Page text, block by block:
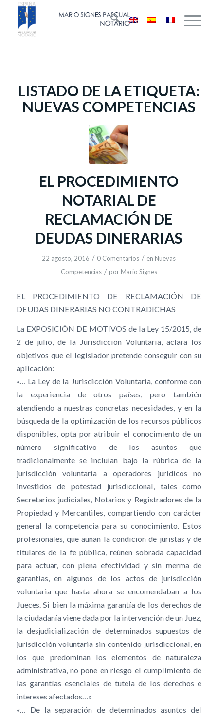
LISTADO DE LA ETIQUETA:
NUEVAS COMPETENCIAS
EL PROCEDIMIENTO
NOTARIAL DE
RECLAMACIÓN DE
DEUDAS DINERARIAS
22 agosto, 2016 / 0 Comentarios / en Nuevas
Competencias / por Mario Signes
EL PROCEDIMIENTO DE RECLAMACIÓN DE
DEUDAS DINERARIAS NO CONTRADICHAS
La EXPOSICIÓN DE MOTIVOS de la Ley 15/2015, de
2 de julio, de la Jurisdicción Voluntaria, aclara los
objetivos que el legislador pretende conseguir con su
aplicación:
«… La Ley de la Jurisdicción Voluntaria, conforme con
la experiencia de otros países, pero también
atendiendo a nuestras concretas necesidades, y en la
búsqueda de la optimización de los recursos públicos
disponibles, opta por atribuir el conocimiento de un
número significativo de los asuntos que
tradicionalmente se incluían bajo la rúbrica de la
jurisdicción voluntaria a operadores jurídicos no
investidos de potestad jurisdiccional, tales como
Secretarios judiciales, Notarios y Registradores de la
Propiedad y Mercantiles, compartiendo con carácter
general la competencia para su conocimiento. Estos
profesionales, que aúnan la condición de juristas y de
titulares de la fe pública, reúnen sobrada capacidad
para actuar, con plena efectividad y sin merma de
garantías, en algunos de los actos de jurisdicción
voluntaria que hasta ahora se encomendaban a los
Jueces. Si bien la máxima garantía de los derechos de
la ciudadanía viene dada por la intervención de un Juez,
la desjudicialización de determinados supuestos de
jurisdicción voluntaria sin contenido jurisdiccional, en
los que predominan los elementos de naturaleza
administrativa, no pone en riesgo el cumplimiento de
las garantías esenciales de tutela de los derechos e
intereses afectados…»
«… De la separación de determinados asuntos del